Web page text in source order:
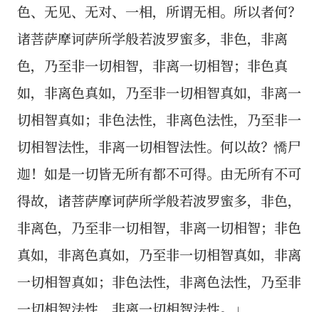
色、无见、无对、一相，所谓无相。所以者何？
诸菩萨摩诃萨所学般若波罗蜜多，非色，非离
色，乃至非一切相智，非离一切相智；非色真
如，非离色真如，乃至非一切相智真如，非离一
切相智真如；非色法性，非离色法性，乃至非一
切相智法性，非离一切相智法性。何以故？憍尸
迦！如是一切皆无所有都不可得。由无所有不可
得故，诸菩萨摩诃萨所学般若波罗蜜多，非色，
非离色，乃至非一切相智，非离一切相智；非色
真如，非离色真如，乃至非一切相智真如，非离
一切相智真如；非色法性，非离色法性，乃至非
一切相智法性，非离一切相智法性。」